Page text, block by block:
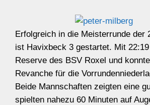
Erfolgreich in die Meisterrunde der
ist Havixbeck 3 gestartet. Mit
Reserve des BSV Roxel und
Revanche für die
Beide Mannschaften zeigten eine
spielten nahezu 60 Minuten auf